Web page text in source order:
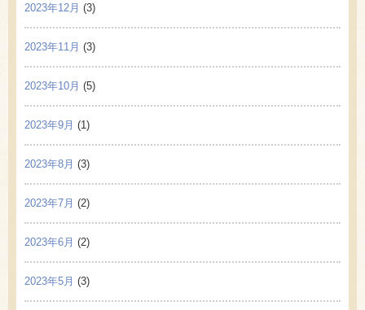
2023年12月 (3)
2023年11月 (3)
2023年10月 (5)
2023年9月 (1)
2023年8月 (3)
2023年7月 (2)
2023年6月 (2)
2023年5月 (3)